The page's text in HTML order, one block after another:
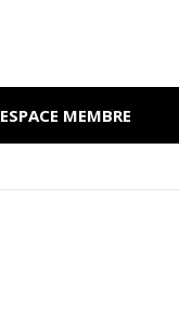
ESPACE MEMBRE